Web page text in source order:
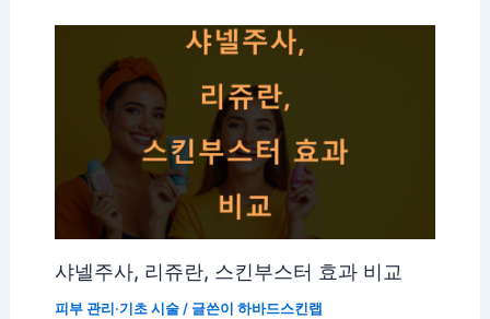
샤넬주사, 리쥬란, 스킨부스터 효과 비교
피부 관리·기초 시술/ 글쓴이 하바드스킨랩